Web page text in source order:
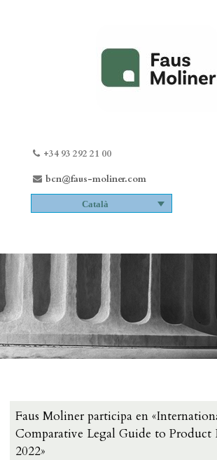
+34 93 292 21 00
bcn@faus-moliner.com
Català
Faus Moliner participa en
Comparative Legal Guide to
2022»